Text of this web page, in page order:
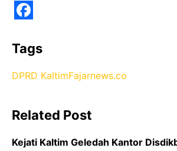
a
c
e
o
o
Tags
DPRD KaltimFajarnews.co
Related Post
Kejati Kaltim Geledah Kantor